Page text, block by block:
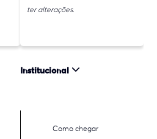
ter alterações.
Institucional
Como chegar